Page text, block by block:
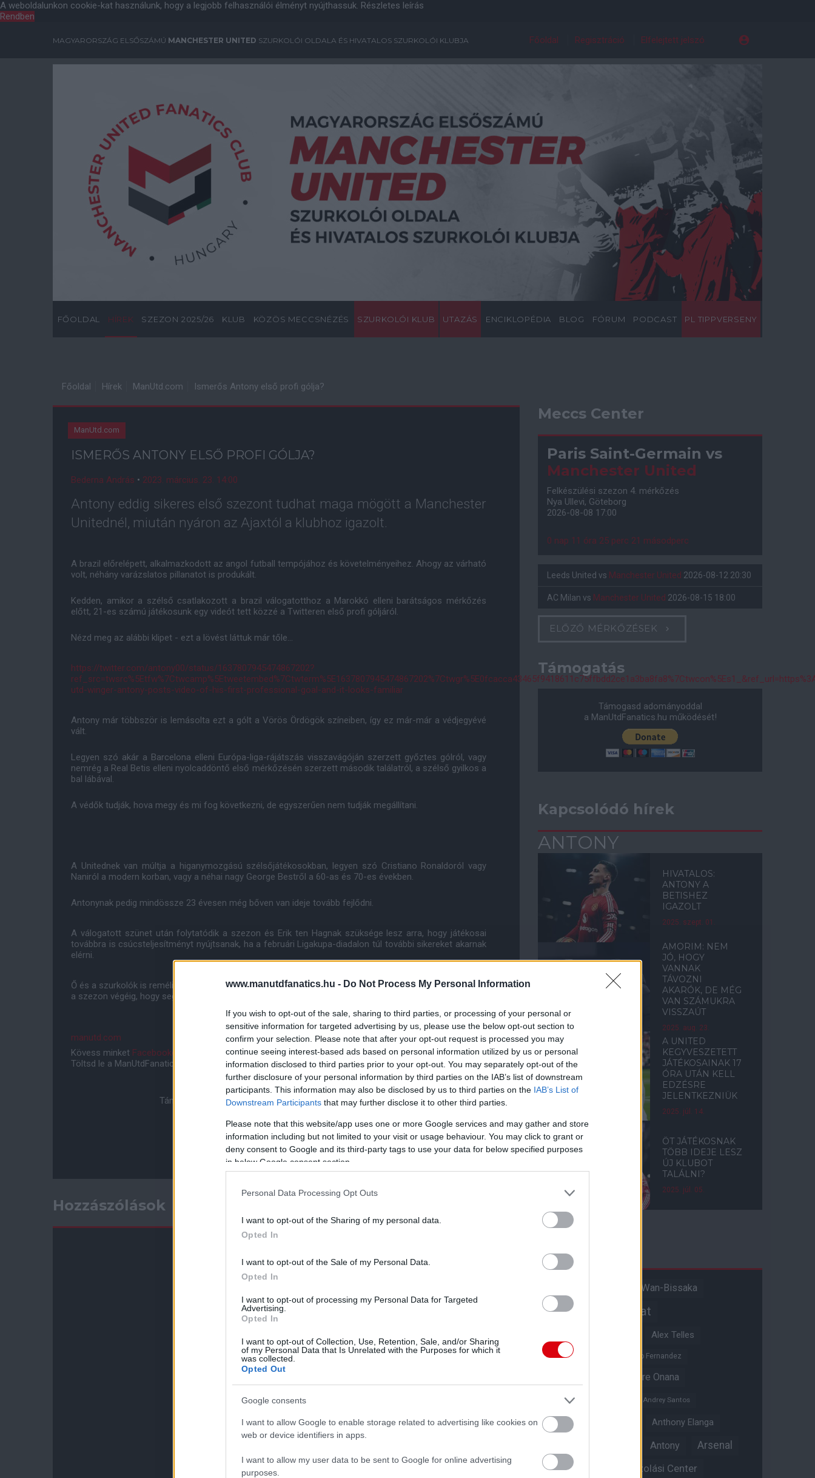
www.manutdfanatics.hu - Do Not Process My Personal Information
If you wish to opt-out of the sale, sharing to third parties, or processing of your personal or
sensitive information for targeted advertising by us, please use the below opt-out section to
confirm your selection. Please note that after your opt-out request is processed you may
continue seeing interest-based ads based on personal information utilized by us or personal
information disclosed to third parties prior to your opt-out. You may separately opt-out of the
further disclosure of your personal information by third parties on the IAB’s list of downstream
participants. This information may also be disclosed by us to third parties on the IAB’s List of
Downstream Participants that may further disclose it to other third parties.
Please note that this website/app uses one or more Google services and may gather and store
information including but not limited to your visit or usage behaviour. You may click to grant or
deny consent to Google and its third-party tags to use your data for below specified purposes
in below Google consent section.
Personal Data Processing Opt Outs
I want to opt-out of the Sharing of my personal data.
Opted In
I want to opt-out of the Sale of my Personal Data.
Opted In
I want to opt-out of processing my Personal Data for Targeted
Advertising.
Opted In
I want to opt-out of Collection, Use, Retention, Sale, and/or Sharing
of my Personal Data that Is Unrelated with the Purposes for which it
was collected.
Opted Out
Google consents
I want to allow Google to enable storage related to advertising like cookies on
web or device identifiers in apps.
I want to allow my user data to be sent to Google for online advertising
purposes.
A weboldalunkon cookie-kat használunk, hogy a legjobb felhasználói élményt nyújthassuk. Részletes leírás
Rendben
MAGYARORSZÁG ELSŐSZÁMÚ MANCHESTER UNITED SZURKOLÓI OLDALA ÉS HIVATALOS SZURKOLÓI KLUBJA Főoldal Regisztráció Elfelejtett jelszó
FŐOLDAL HÍREK SZEZON 2025/26 KLUB KÖZÖS MECCSNÉZÉS SZURKOLÓI KLUB UTAZÁS ENCIKLOPÉDIA BLOG FÓRUM PODCAST PL TIPPVERSENY
Főoldal Hírek ManUtd.com Ismerős Antony első profi gólja?
ManUtd.com
ISMERŐS ANTONY ELSŐ PROFI GÓLJA?
Bederna András • 2023. március. 23. 14:00
Antony eddig sikeres első szezont tudhat maga mögött a Manchester
Unitednél, miután nyáron az Ajaxtól a klubhoz igazolt.
A brazil előrelépett, alkalmazkodott az angol futball tempójához és követelményeihez. Ahogy az várható
volt, néhány varázslatos pillanatot is produkált.
Kedden, amikor a szélső csatlakozott a brazil válogatotthoz a Marokkó elleni barátságos mérkőzés
előtt, 21-es számú játékosunk egy videót tett közzé a Twitteren első profi góljáról.
Nézd meg az alábbi klipet - ezt a lövést láttuk már tőle...
https://twitter.com/antony00/status/1637807945474867202?
utd-winger-antony-posts-video-of-his-first-professional-goal-and-it-looks-familiar
Antony már többször is lemásolta ezt a gólt a Vörös Ördögök színeiben, így ez már-már a védjegyévé
vált.
Legyen szó akár a Barcelona elleni Európa-liga-rájátszás visszavágóján szerzett győztes gólról, vagy
nemrég a Real Betis elleni nyolcaddöntő első mérkőzésén szerzett második találatról, a szélső gyilkos a
bal lábával.
A védők tudják, hova megy és mi fog következni, de egyszerűen nem tudják megállítani.
A Unitednek van múltja a higanymozgású szélsőjátékosokban, legyen szó Cristiano Ronaldoról vagy
Naniról a modern korban, vagy a néhai nagy George Bestről a 60-as és 70-es években.
Antonynak pedig mindössze 23 évesen még bőven van ideje tovább fejlődni.
A válogatott szünet után folytatódik a szezon és Erik ten Hagnak szüksége lesz arra, hogy játékosai
továbbra is csúcsteljesítményt nyújtsanak, ha a februári Ligakupa-diadalon túl további sikereket akarnak
elérni.
Ő és a szurkolók is remélik, hogy a dél-amerikai szélső képes lesz további látványos találatokat szerezni
a szezon végéig, hogy segítsen minket a célok elérésében.
manutd.com
Kövess minket Facebookon InstagramonésYouTube-on is!
Töltsd le a ManUtdFanatics.hu mobil applikációtAndroidraésiOS-re!
Támogasd adományoddal a ManUtdFanatics.hu működését!
Hozzászólások
Meccs Center
Paris Saint-Germain vs
Manchester United
Felkészülési szezon 4. mérkőzés
Nya Ullevi, Göteborg
2026-08-08 17:00
0 nap 11 óra 25 perc 20 másodperc
Leeds United vs Manchester United 2026-08-12 20:30
AC Milan vs Manchester United 2026-08-15 18:00
ELŐZŐ MÉRKŐZÉSEK
Támogatás
Támogasd adományoddal
a ManUtdFanatics.hu működését!
Kapcsolódó hírek
ANTONY
HIVATALOS:
ANTONY A
BETISHEZ
IGAZOLT
2025. szept. 01.
AMORIM: NEM
JÓ, HOGY
VANNAK
TÁVOZNI
AKARÓK, DE MÉG
VAN SZÁMUKRA
VISSZAÚT
2025. aug. 23.
A UNITED
KEGYVESZETETT
JÁTÉKOSAINAK 17
ÓRA UTÁN KELL
EDZÉSRE
JELENTKEZNIÜK
2025. júl. 14.
ÖT JÁTÉKOSNAK
TÖBB IDEJE LESZ
ÚJ KLUBOT
TALÁLNI?
2025. júl. 05.
Aaron Wan-Bissaka
Akadémiai csapat
Alex Telles
Altay Bayindir Alvaro Fernandez
Andre Onana
Andreas Pereira
Andrey Santos
Angol válogatott Anthony Elanga
Antony Arsenal
Aston Villa Átigazolási Center